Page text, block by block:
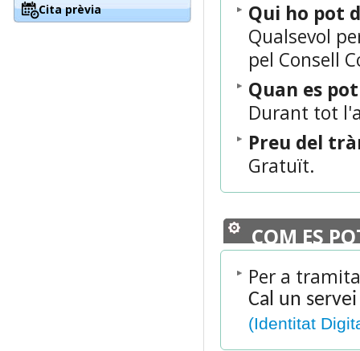
Qui ho pot
Qualsevol
pel Consell
Quan es
Durant tot
Preu del
Gratuït.
COM ES
Per a
Cal un
(Identitat
Cita prèvia